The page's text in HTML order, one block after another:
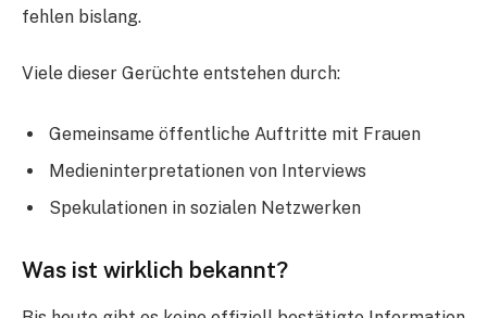
fehlen bislang.
Viele dieser Gerüchte entstehen durch:
Gemeinsame öffentliche Auftritte mit Frauen
Medieninterpretationen von Interviews
Spekulationen in sozialen Netzwerken
Was ist wirklich bekannt?